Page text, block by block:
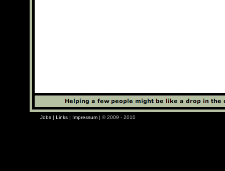
Jobs | Links | Impressum | © 2009 - 2010